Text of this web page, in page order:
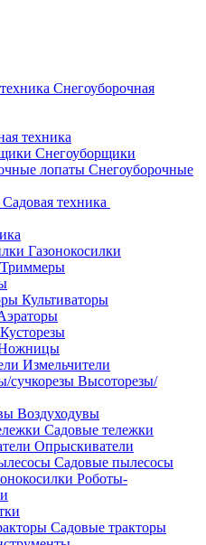
Снегоуборочная
техника
Снегоуборщики
Снегоуборочные
Садовая техника
Газонокосилки
Триммеры
Культиваторы
Кусторезы
Измельчители
Высоторезы/
Воздуходувы
Садовые тележки
Опрыскиватели
Садовые пылесосы
Роботы-
Садовые тракторы